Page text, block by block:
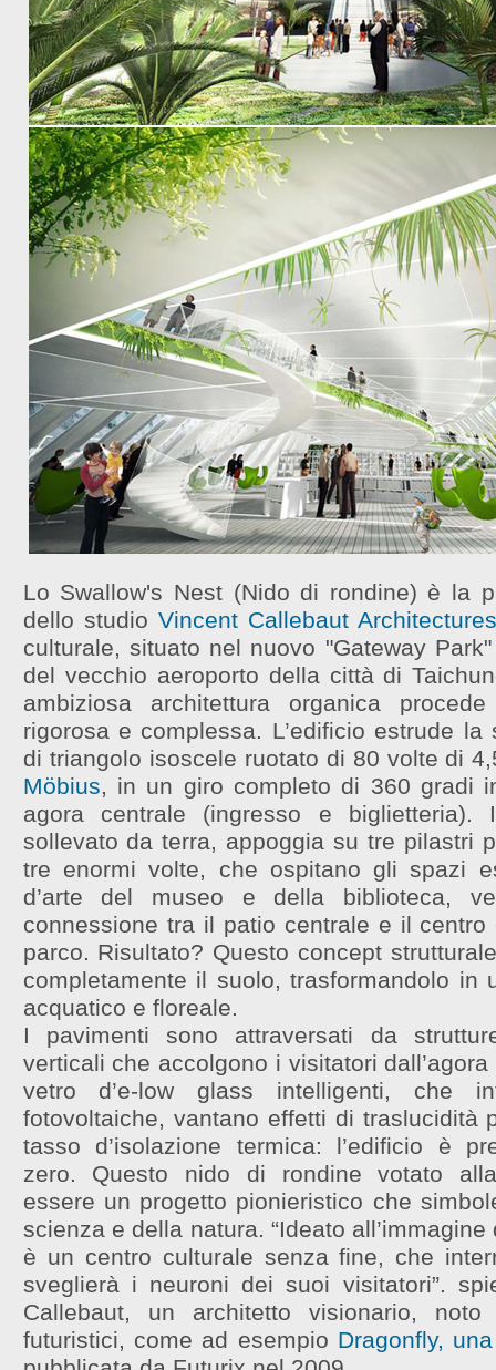
Lo Swallow's Nest (Nido di rondine) è la
dello studio Vincent Callebaut Architectures
culturale, situato nel nuovo "Gateway
del vecchio aeroporto della città di
ambiziosa architettura organica
rigorosa e complessa. L’edificio estrude
di triangolo isoscele ruotato di 80 volte di
Möbius, in un giro completo di 360 gradi
agora centrale (ingresso e
sollevato da terra, appoggia su tre pilastri
tre enormi volte, che ospitano gli spazi
d’arte del museo e della biblioteca,
connessione tra il patio centrale e il
parco. Risultato? Questo concept
completamente il suolo, trasformandolo in
acquatico e floreale.
I pavimenti sono attraversati da
verticali che accolgono i visitatori
vetro d’e-low glass intelligenti, che
fotovoltaiche, vantano effetti di traslucidità
tasso d’isolazione termica: l’edificio è
zero. Questo nido di rondine votato
essere un progetto pionieristico che
scienza e della natura. “Ideato
è un centro culturale senza fine, che
sveglierà i neuroni dei suoi visitatori”.
Callebaut, un architetto visionario,
futuristici, come ad esempio Dragonfly,